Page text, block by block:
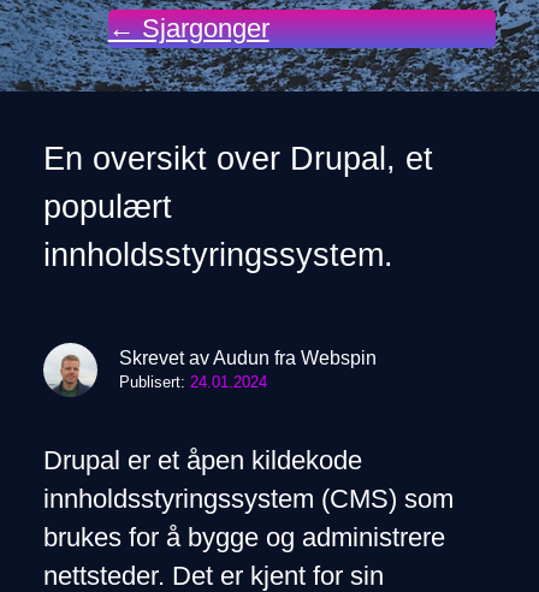
← Sjargonger
En oversikt over Drupal, et
populært
innholdsstyringssystem.
Skrevet av Audun fra Webspin
Publisert: 24.01.2024
Drupal er et åpen kildekode
innholdsstyringssystem (CMS) som
brukes for å bygge og administrere
nettsteder. Det er kjent for sin